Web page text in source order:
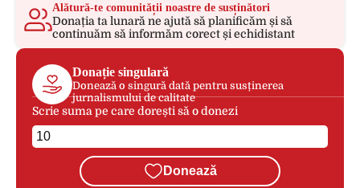
Alătură-te comunității noastre de susținători
Donația ta lunară ne ajută să planificăm și să
continuăm să informăm corect și echidistant
Donație singulară
Donează o singură dată pentru susținerea
jurnalismului de calitate
Scrie suma pe care dorești să o donezi
Donează